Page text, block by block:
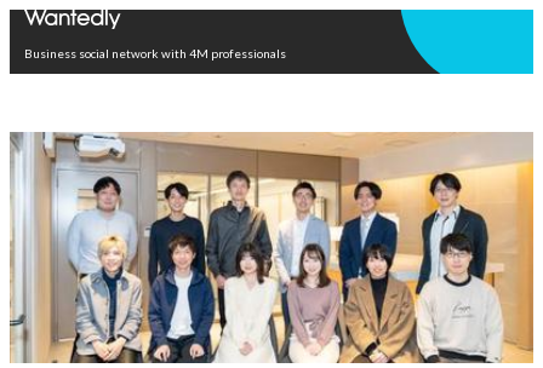
Business social network with 4M professionals